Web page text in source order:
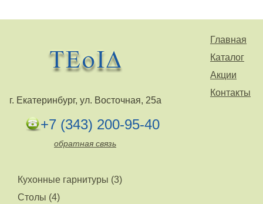
Главная
Каталог
Акции
Контакты
г. Екатеринбург, ул. Восточная, 25а
+7 (343) 200-95-40
обратная связь
Кухонные гарнитуры (3)
Столы (4)